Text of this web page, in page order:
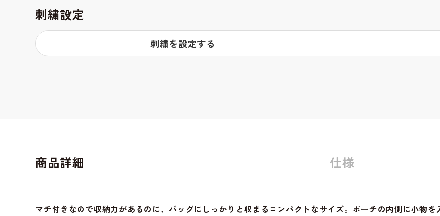
刺繍設定
刺繍を設定する
商品詳細 仕様
マチ付きなので収納力があるのに、バッグにしっかりと収まるコンパクトなサイズ。ポーチの内側に小物を